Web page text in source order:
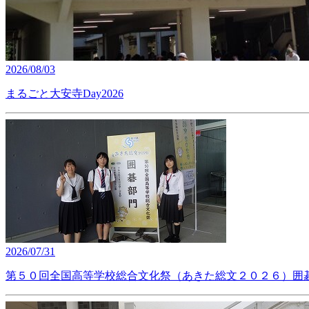
2026/08/03
まるごと大安寺Day2026
2026/07/31
第５０回全国高等学校総合文化祭（あきた総文２０２６）囲